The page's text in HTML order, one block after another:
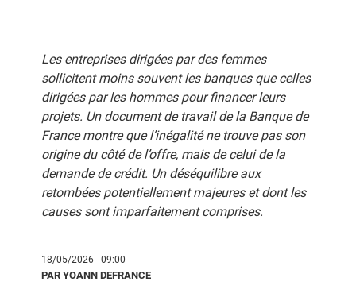
Les entreprises dirigées par des femmes
sollicitent moins souvent les banques que celles
dirigées par les hommes pour financer leurs
projets. Un document de travail de la Banque de
France montre que l’inégalité ne trouve pas son
origine du côté de l’offre, mais de celui de la
demande de crédit. Un déséquilibre aux
retombées potentiellement majeures et dont les
causes sont imparfaitement comprises.
18/05/2026 - 09:00
PAR YOANN DEFRANCE